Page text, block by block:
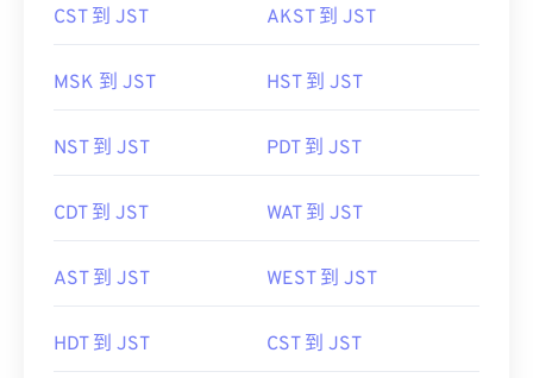
CST 到 JST AKST 到 JST
MSK 到 JST HST 到 JST
NST 到 JST PDT 到 JST
CDT 到 JST WAT 到 JST
AST 到 JST WEST 到 JST
HDT 到 JST CST 到 JST